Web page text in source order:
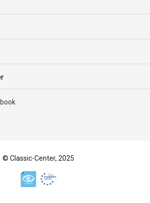
© Classic-Center, 2025